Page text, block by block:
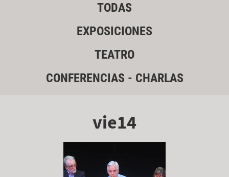
TODAS
EXPOSICIONES
TEATRO
CONFERENCIAS - CHARLAS
vie14